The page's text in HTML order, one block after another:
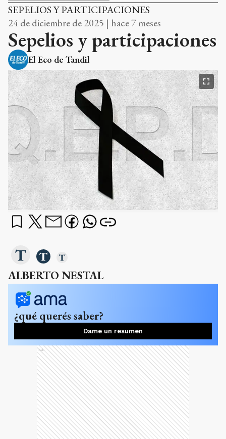
SEPELIOS Y PARTICIPACIONES
24 de diciembre de 2025 | hace 7 meses
Sepelios y participaciones
El Eco de Tandil
ALBERTO NESTAL
¿qué querés saber?
Dame un resumen
Ads